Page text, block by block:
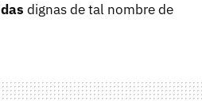
dignas de tal nombre de